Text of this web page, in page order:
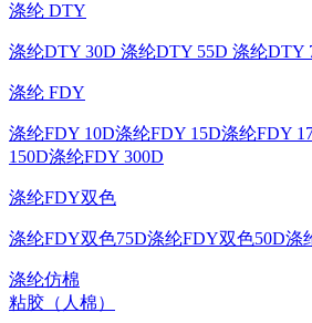
涤纶 DTY
涤纶DTY 30D 涤纶DTY 55D 涤纶DTY
涤纶 FDY
涤纶FDY 10D涤纶FDY 15D涤纶FDY
150D涤纶FDY 300D
涤纶FDY双色
涤纶FDY双色75D涤纶FDY双色50D涤
涤纶仿棉
粘胶（人棉）